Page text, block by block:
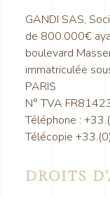
GANDI SAS,
de 800.000€
boulevard
immatriculée
PARIS
N° TVA
Téléphone :
Télécopie
DROITS